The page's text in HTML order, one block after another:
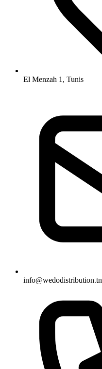
El Menzah 1, Tunis
info@wedodistribution.tn